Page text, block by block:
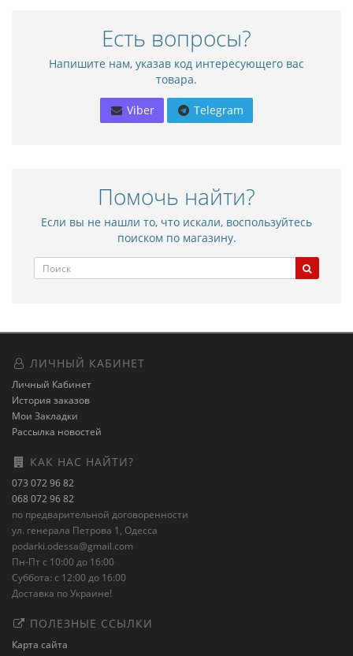
Есть вопросы?
Напишите нам, указав код интересующего вас
товара.
Viber Telegram
Помочь найти?
Если вы не нашли то, что искали, воспользуйтесь
поиском по магазину.
ЛИЧНЫЙ КАБИНЕТ
Личный Кабинет
История заказов
Мои Закладки
Рассылка новостей
КАК НАС НАЙТИ?
073 072 96 82
068 072 96 82
по предварительной договоренности
ул. генерала Петрова 1, Одесса
podarki.odessa@gmail.com
Пн-Пт с 10:00 до 16:00
Суббота: с 12:00 до 16:00
Доставка по Украине!
ПОЛЕЗНЫЕ ССЫЛКИ
Карта сайта